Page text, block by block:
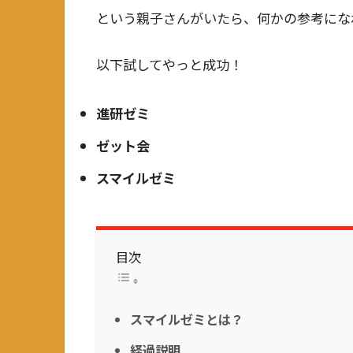
という親子さんがいたら、何かの参考に
以下試してやっと成功！
進研ゼミ
ゼット会
スマイルゼミ
目次
スマイルゼミとは？